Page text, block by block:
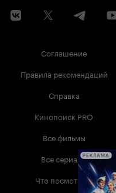
Соглашение
Правила рекомендаций
Справка
Кинопоиск PRO
Все фильмы
Все сериалы
Что посмотреть
РЕКЛАМА